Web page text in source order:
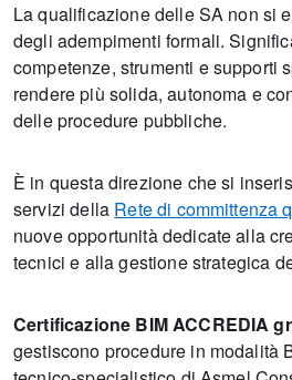
La qualificazione delle SA non si
degli adempimenti formali.
competenze, strumenti e supporti
rendere più solida, autonoma e
delle procedure pubbliche.
È in questa direzione che si
servizi della Rete di committenza
nuove opportunità dedicate alla
tecnici e alla gestione strategica
Certificazione BIM ACCREDIA
gestiscono procedure in modalità